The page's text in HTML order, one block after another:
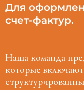
Для
счет-фактур.
Наша команда
которые